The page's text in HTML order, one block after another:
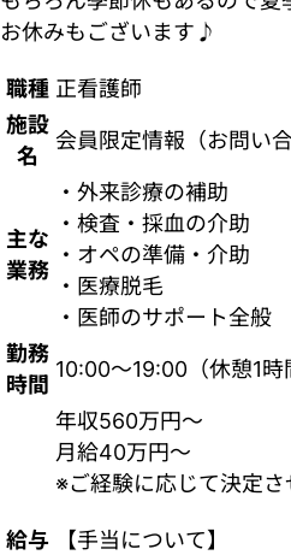
お休みもございます♪
職種 正看護師
施設
名
会員限定情報（お問い
主な
業務
・外来診療の補助
・検査・採血の介助
・オペの準備・介助
・医療脱毛
・医師のサポート全般
勤務
時間
10:00～19:00（休憩1時
給与
年収560万円～
月給40万円～
※ご経験に応じて決定さ
【手当について】